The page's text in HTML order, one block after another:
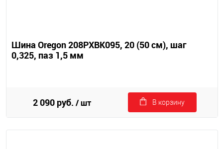
Шина Oregon 208PXBK095, 20 (50 см), шаг
0,325, паз 1,5 мм
2 090 руб. / шт В корзину